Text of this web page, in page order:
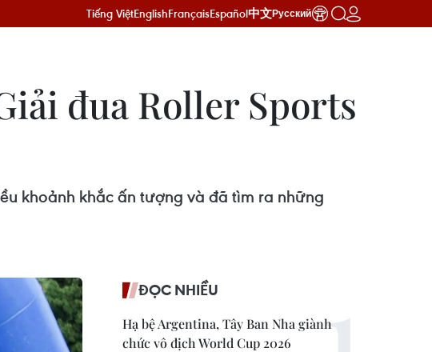
Tiếng ViệtEnglishFrançaisEspañol中文Русский
đua Roller Sports
khoảnh khắc ấn tượng và đã tìm ra những
ĐỌC NHIỀU
Hạ bệ Argentina, Tây Ban Nha giành
chức vô địch World Cup 2026